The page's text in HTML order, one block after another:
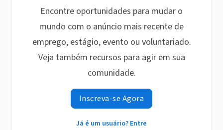
Encontre oportunidades para mudar o
mundo com o anúncio mais recente de
emprego, estágio, evento ou voluntariado.
Veja também recursos para agir em sua
comunidade.
Inscreva-se Agora
Já é um usuário? Entre